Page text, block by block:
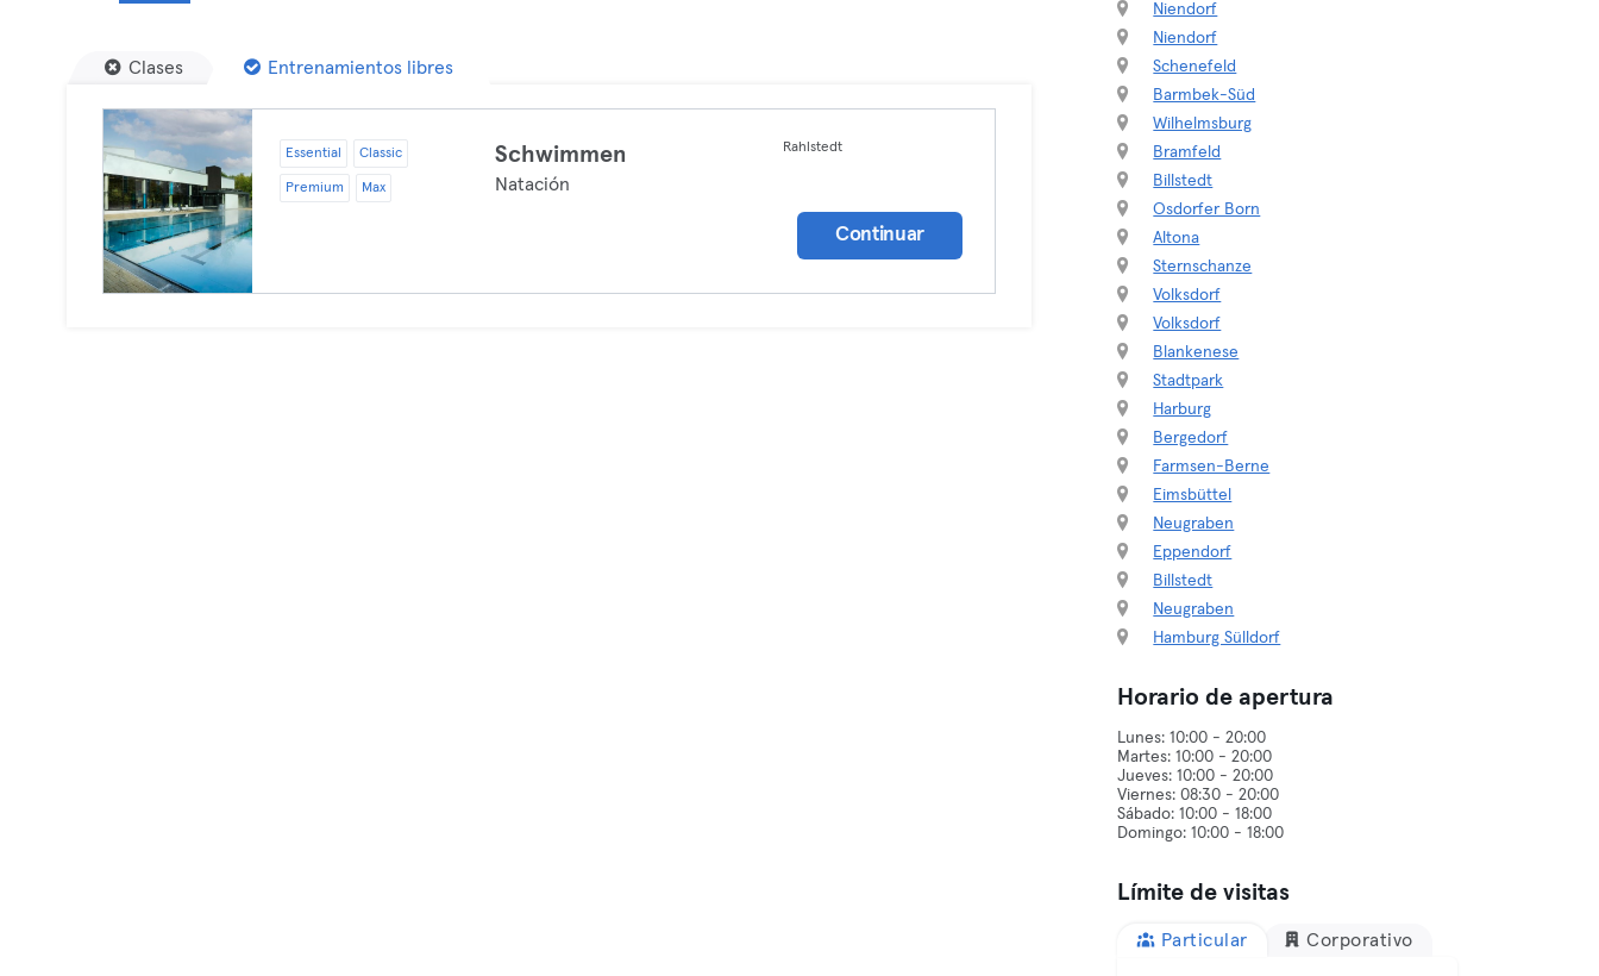
Clases Entrenamientos libres
Essential Classic
Premium Max
Schwimmen
Natación
Rahlstedt
Continuar
Niendorf
Niendorf
Schenefeld
Barmbek-Süd
Wilhelmsburg
Bramfeld
Billstedt
Osdorfer Born
Altona
Sternschanze
Volksdorf
Volksdorf
Blankenese
Stadtpark
Harburg
Bergedorf
Farmsen-Berne
Eimsbüttel
Neugraben
Eppendorf
Billstedt
Neugraben
Hamburg Sülldorf
Horario de apertura
Lunes: 10:00 - 20:00
Martes: 10:00 - 20:00
Jueves: 10:00 - 20:00
Viernes: 08:30 - 20:00
Sábado: 10:00 - 18:00
Límite de visitas
Particular Corporativo